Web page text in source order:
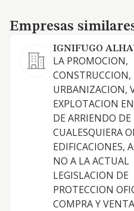
Empresas similares
Empresas
IGNIFUGO
LA PROMOCION,
CONSTRUCCION,
URBANIZACION,
EXPLOTACION
DE ARRIENDO DE
CUALESQUIERA
EDIFICACIONES,
NO A LA ACTUAL
LEGISLACION DE
PROTECCION
COMPRA Y